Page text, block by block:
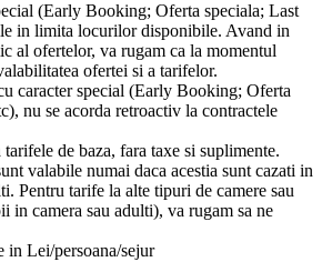
(Early Booking; Oferta speciala; Last
in limita locurilor disponibile. Avand in
al ofertelor, va rugam ca la momentul
ofertei si a tarifelor.
caracter special (Early Booking; Oferta
nu se acorda retroactiv la contractele
de baza, fara taxe si suplimente.
valabile numai daca acestia sunt cazati in
Pentru tarife la alte tipuri de camere sau
in camera sau adulti), va rugam sa ne
in Lei/persoana/sejur